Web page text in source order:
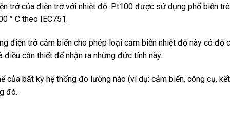
trở của điện trở với nhiệt độ. Pt100 được sử dụng phổ biến
° C theo IEC751.
điện trở cảm biến cho phép loại cảm biến nhiệt độ này có độ
cần thiết để nhận ra những đức tính này.
của bất kỳ hệ thống đo lường nào (ví dụ: cảm biến, công cụ,
đó.